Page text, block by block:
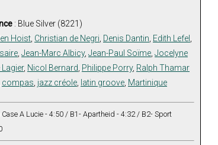
: Blue Silver (8221)
Hoist Christian de Negri Denis Dantin Edith Lefel
Jean-Marc Albicy, Jean-Paul Soïme Jocelyne
, Nicol Bernard Philippe Porry, Ralph Thamar
compas jazz créole latin groove Martinique
A Lucie - 4:50 / B1- Apartheid - 4:32 / B2- Sport